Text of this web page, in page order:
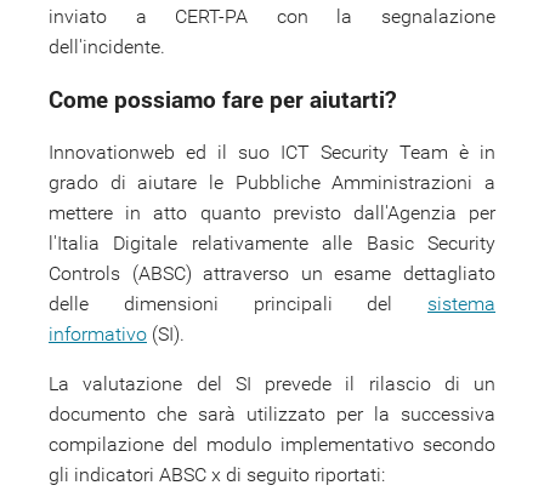
inviato a CERT-PA con la segnalazione
dell'incidente.
Come possiamo fare per aiutarti?
Innovationweb ed il suo ICT Security Team è in
grado di aiutare le Pubbliche Amministrazioni a
mettere in atto quanto previsto dall'Agenzia per
l'Italia Digitale relativamente alle Basic Security
Controls (ABSC) attraverso un esame dettagliato
delle dimensioni principali del sistema
informativo (SI).
La valutazione del SI prevede il rilascio di un
documento che sarà utilizzato per la successiva
compilazione del modulo implementativo secondo
gli indicatori ABSC x di seguito riportati: